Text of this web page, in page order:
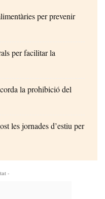
per prevenir
per facilitar la
la prohibició del
les jornades d’estiu per
-